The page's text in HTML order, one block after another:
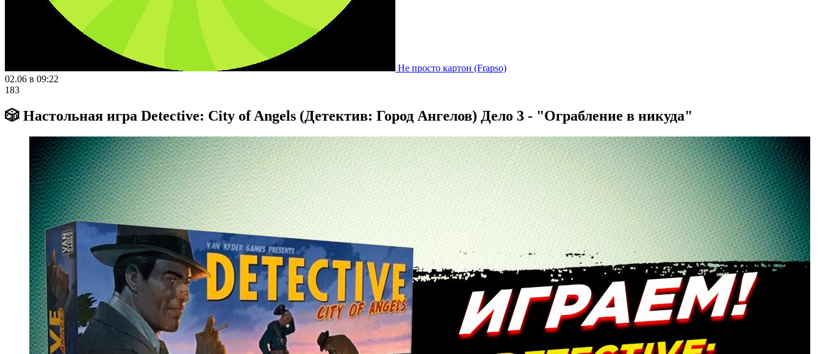
Не просто картон (Frapso)
02.06 в 09:22
183
🎲 Настольная игра Detective: City of Angels (Детектив: Город Ангелов) Дело 3 - "Ограбление в никуда"